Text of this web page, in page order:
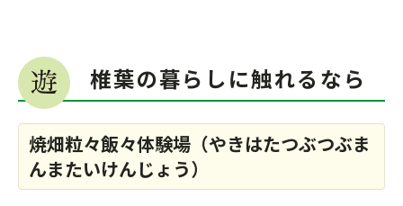
椎葉の暮らしに触れるなら
焼畑粒々飯々体験場（やきはたつぶつぶま
んまたいけんじょう）